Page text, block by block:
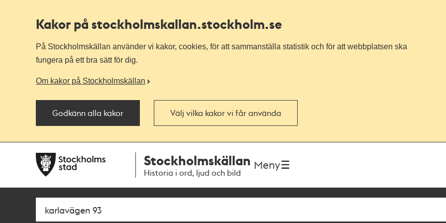
Kakor på stockholmskallan.stockholm.se
På Stockholmskällan använder vi kakor, cookies, för att sammanställa statistik och för att webbplatsen ska
fungera på ett bra sätt för dig.
Om kakor på Stockholmskällan
Godkänn alla kakor Välj vilka kakor vi får använda
navigationen
huvudinnehållet
Stockholmskällan
Historia i ord, ljud och bild
Meny
Sök